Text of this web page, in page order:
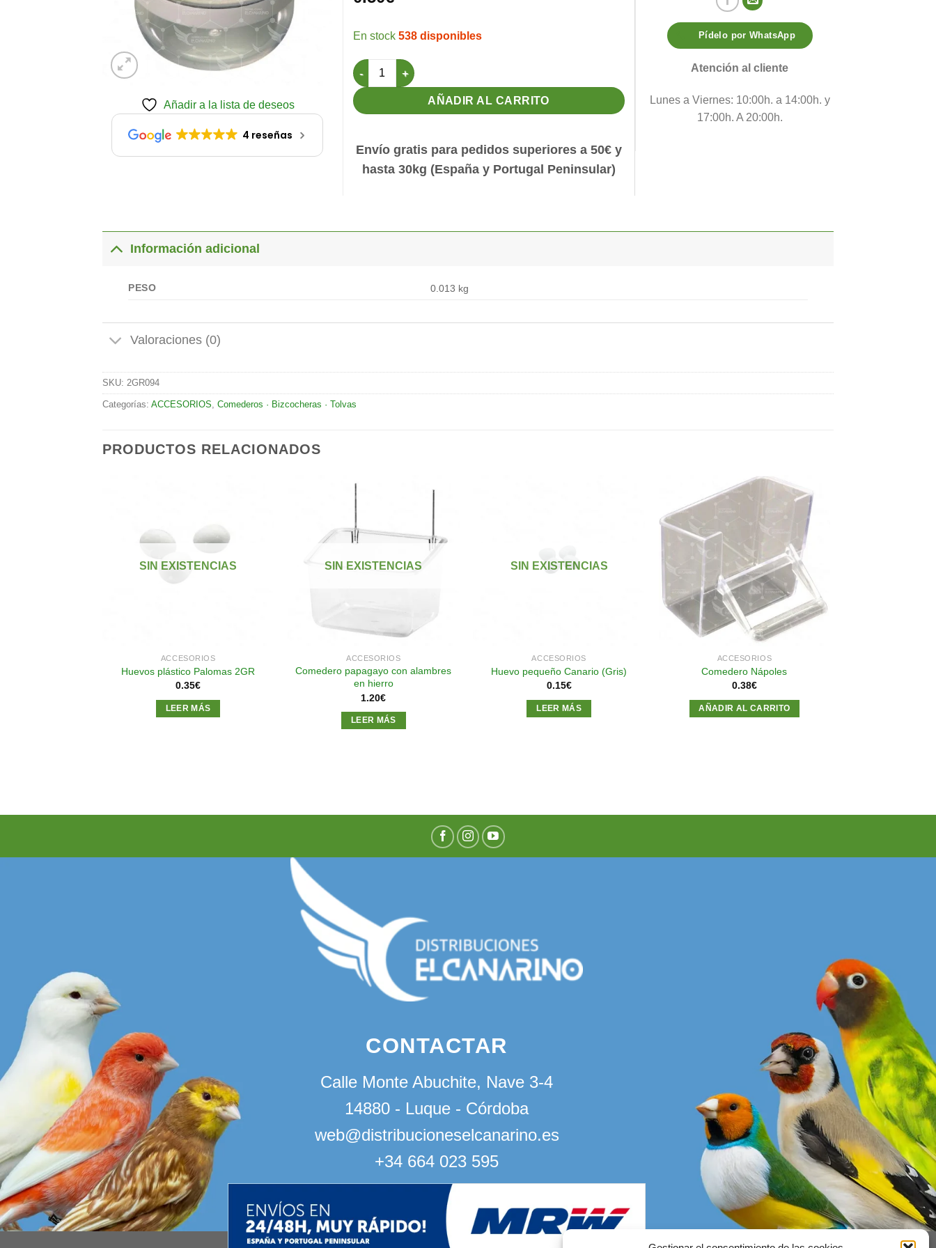
Añadir a la lista de deseos
4 reseñas
538 disponibles
Porta Pasta Lujo Ø 4,5 cantidad
AÑADIR AL CARRITO
Envío gratis para pedidos superiores a 50€ y
hasta 30kg (España y Portugal Peninsular)
Pídelo por WhatsApp
Atención al cliente
Lunes a Viernes: 10:00h. a 14:00h. y
17:00h. A 20:00h.
Información adicional
PESO 0.013 kg
Valoraciones (0)
SKU: 2GR094
Categorías: ACCESORIOS Comederos · Bizcocheras · Tolvas
PRODUCTOS RELACIONADOS
deseos
SIN EXISTENCIAS
ACCESORIOS
Huevos plástico Palomas 2GR
0.35€
LEER MÁS
Añadir
deseos
SIN EXISTENCIAS
ACCESORIOS
Comedero papagayo con alambres
en hierro
1.20€
LEER MÁS
deseos
SIN EXISTENCIAS
ACCESORIOS
Huevo pequeño Canario (Gris)
0.15€
LEER MÁS
Añadir
a la
lista de
deseos
ACCESORIOS
Comedero Nápoles
0.38€
AÑADIR AL CARRITO
CONTACTAR
Calle Monte Abuchite, Nave 3-4
14880 - Luque - Córdoba
web@distribucioneselcanarino.es
+34 664 023 595